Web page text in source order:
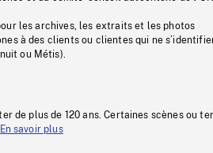
les archives, les extraits et les photos
à des clients ou clientes qui ne
ou Métis).
de plus de 120 ans. Certaines scènes ou
En savoir plus